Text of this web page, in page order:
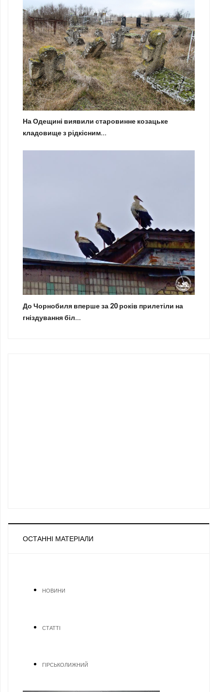
На Одещині виявили старовинне козацьке
кладовище з рідкісним...
До Чорнобиля вперше за 20 років прилетіли на
гніздування біл...
ОСТАННІ МАТЕРІАЛИ
НОВИНИ
СТАТТІ
ГІРСЬКОЛИЖНИЙ